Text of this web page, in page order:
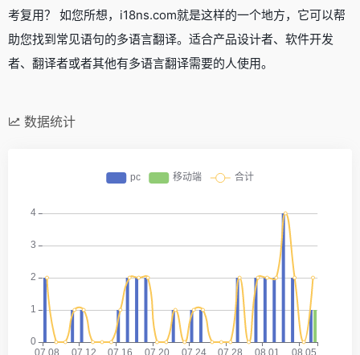
考复用？ 如您所想，i18ns.com就是这样的一个地方，它可以帮
助您找到常见语句的多语言翻译。适合产品设计者、软件开发
者、翻译者或者其他有多语言翻译需要的人使用。
数据统计